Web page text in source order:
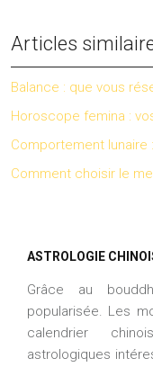
Articles
Balance : que vous
Horoscope femina :
Comportement lunaire
Comment choisir le
ASTROLOGIE
Grâce au
popularisée. Les
calendrier
astrologiques